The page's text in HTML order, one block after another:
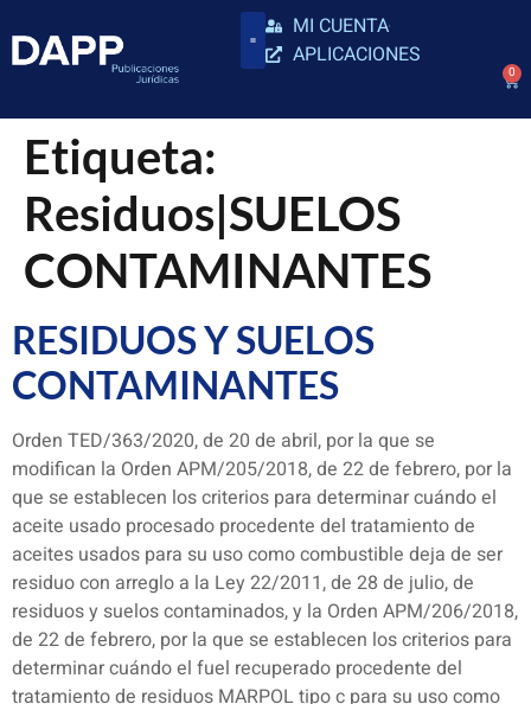
MI CUENTA
APLICACIONES
0
Etiqueta:
Residuos|SUELOS
CONTAMINANTES
RESIDUOS Y SUELOS
CONTAMINANTES
Orden TED/363/2020, de 20 de abril, por la que se
modifican la Orden APM/205/2018, de 22 de febrero, por la
que se establecen los criterios para determinar cuándo el
aceite usado procesado procedente del tratamiento de
aceites usados para su uso como combustible deja de ser
residuo con arreglo a la Ley 22/2011, de 28 de julio, de
residuos y suelos contaminados, y la Orden APM/206/2018,
de 22 de febrero, por la que se establecen los criterios para
determinar cuándo el fuel recuperado procedente del
tratamiento de residuos MARPOL tipo c para su uso como